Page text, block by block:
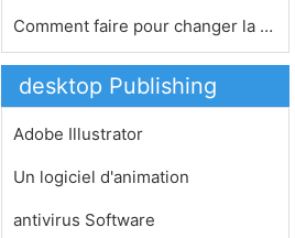
Comment faire pour changer la police…
desktop Publishing
Adobe Illustrator
Un logiciel d'animation
antivirus Software